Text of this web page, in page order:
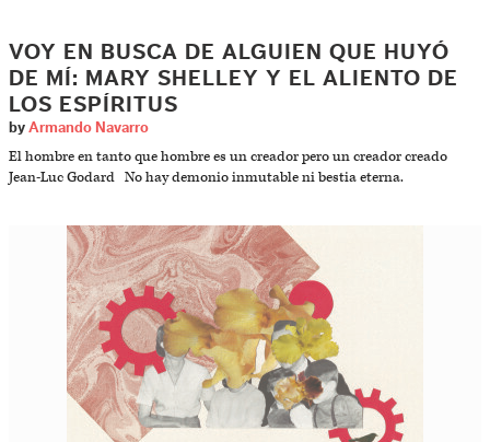
VOY EN BUSCA DE ALGUIEN QUE HUYÓ
DE MÍ: MARY SHELLEY Y EL ALIENTO DE
LOS ESPÍRITUS
by Armando Navarro
El hombre en tanto que hombre es un creador pero un creador creado
Jean-Luc Godard No hay demonio inmutable ni bestia eterna.